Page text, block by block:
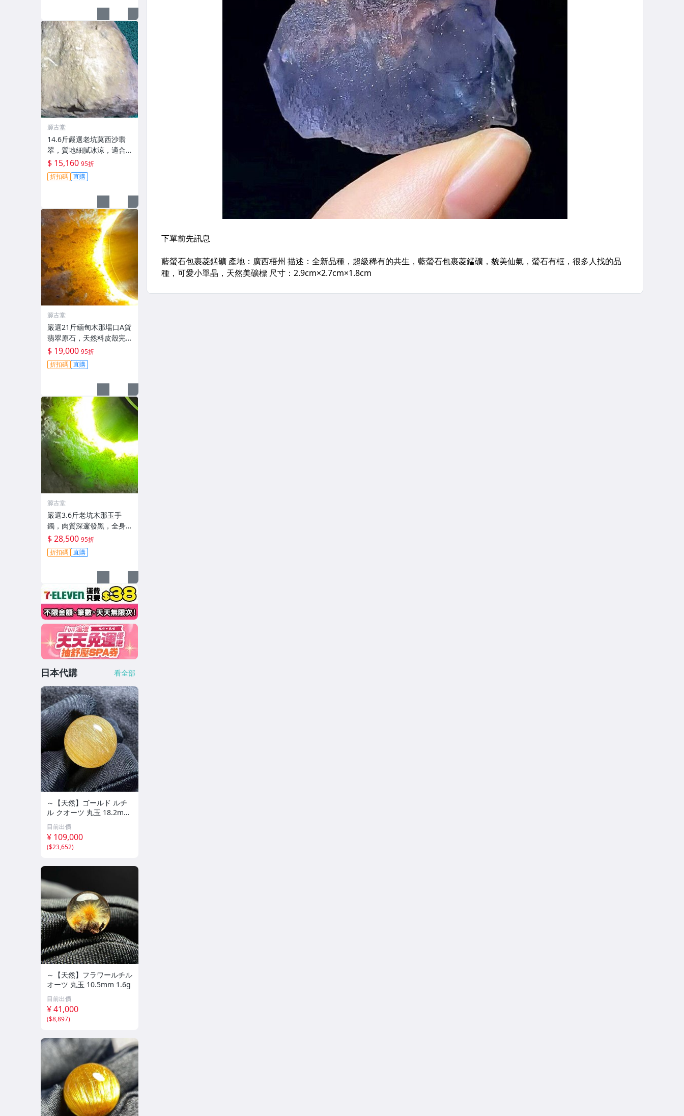
源古堂
14.6斤嚴選老坑莫西沙翡
翠，質地細膩冰涼，適合
雕刻掛件或手鐲，燈下展
現無限魅力。性比超高推
薦！乾凈底色，大空間雕
$ 15,160 95折
折扣碼 直購
源古堂
嚴選21斤緬甸木那場口A貨
翡翠原石，天然料皮殼完
整，打燈黃霧展現水頭
佳，種水化開，未動工
藝，保存完好，適合雕刻
$ 19,000 95折
折扣碼 直購
源古堂
嚴選3.6斤老坑木那玉手
鐲，肉質深邃發黑，全身
脫沙，內化冰凍美愝手鐲
翡翠 玉石 A貨
$ 28,500 95折
折扣碼 直購
日本代購 看全部
～【天然】ゴールド ルチ
ル クオーツ 丸玉 18.2mm
8.5g
目前出價
¥ 109,000
($23,652)
～【天然】フラワールチル
オーツ 丸玉 10.5mm 1.6g
目前出價
¥ 41,000
($8,897)